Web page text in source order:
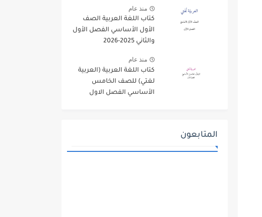
منذ عام
كتاب اللغة العربية الصف
الأول الأساسي الفصل الأول
والثاني 2025-2026
منذ عام
كتاب اللغة العربية (العربية
لغتي) للصف الخامس
الأساسي الفصل الاول
المتابعون